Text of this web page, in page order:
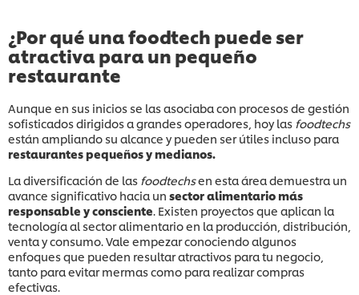
¿Por qué una foodtech puede ser
atractiva para un pequeño
restaurante
Aunque en sus inicios se las asociaba con procesos de gestión
sofisticados dirigidos a grandes operadores, hoy las foodtechs
están ampliando su alcance y pueden ser útiles incluso para
restaurantes pequeños y medianos.
La diversificación de las foodtechsen esta área demuestra un
avance significativo hacia un sector alimentario más
responsable y consciente . Existen proyectos que aplican la
tecnología al sector alimentario en la producción, distribución,
venta y consumo. Vale empezar conociendo algunos
enfoques que pueden resultar atractivos para tu negocio,
tanto para evitar mermas como para realizar compras
efectivas.